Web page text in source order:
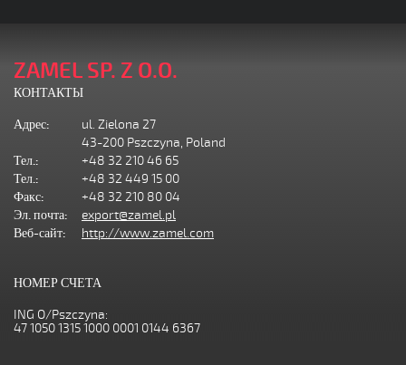
ZAMEL SP. Z O.O.
КОНТАКТЫ
Адрес:
ul. Zielona 27
43-200 Pszczyna, Poland
Тел.:
+48 32 210 46 65
Тел.:
+48 32 449 15 00
Факс:
+48 32 210 80 04
Эл. почта:
export@zamel.pl
Веб-сайт:
http://www.zamel.com
НОМЕР СЧЕТА
ING O/Pszczyna:
47 1050 1315 1000 0001 0144 6367